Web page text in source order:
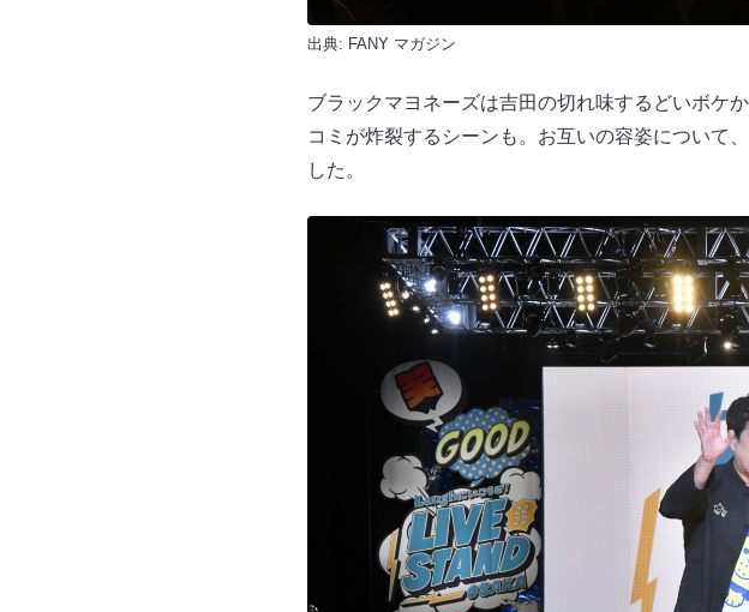
出典: FANY マガジン
ブラックマヨネーズは吉田の切れ味するどいボケ
コミが炸裂するシーンも。お互いの容姿について
した。